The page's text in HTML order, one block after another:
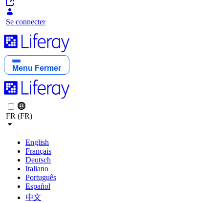
Se connecter
Menu Fermer
FR (FR)
English
Français
Deutsch
Italiano
Português
Español
中文